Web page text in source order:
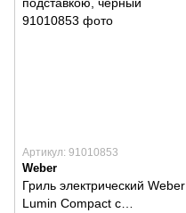
Артикул: 91010853
Weber
Гриль электрический Weber
Lumin Compact с